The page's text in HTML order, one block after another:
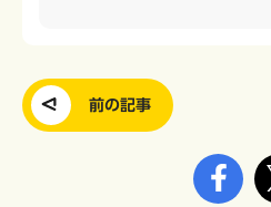
前の記事